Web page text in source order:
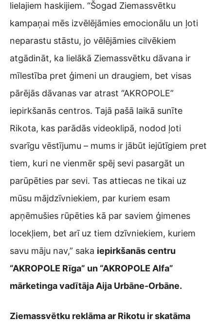
lielajiem haskijiem. “Šogad Ziemassvētku
kampaņai mēs izvēlējāmies emocionālu un ļoti
neparastu stāstu, jo vēlējāmies cilvēkiem
atgādināt, ka lielākā Ziemassvētku dāvana ir
mīlestība pret ģimeni un draugiem, bet visas
pārējās dāvanas var atrast “AKROPOLE”
iepirkšanās centros. Tajā pašā laikā sunīte
Rikota, kas parādās videoklipā, nodod ļoti
svarīgu vēstījumu – mums ir jābūt iejūtīgiem pret
tiem, kuri ne vienmēr spēj sevi pasargāt un
parūpēties par sevi. Tas attiecas ne tikai uz
mūsu mājdzīvniekiem, par kuriem esam
apņēmušies rūpēties kā par saviem ģimenes
locekļiem, bet arī uz tiem dzīvniekiem, kuriem
savu māju nav,” saka iepirkšanās centru
“AKROPOLE Rīga” un “AKROPOLE Alfa”
mārketinga vadītāja Aija Urbāne-Orbāne.
Ziemassvētku reklāma ar Rikotu ir skatāma